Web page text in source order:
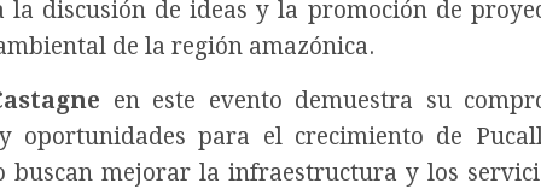
discusión de ideas y la promoción de
de la región amazónica.
en este evento demuestra su
oportunidades para el crecimiento de
buscan mejorar la infraestructura y los